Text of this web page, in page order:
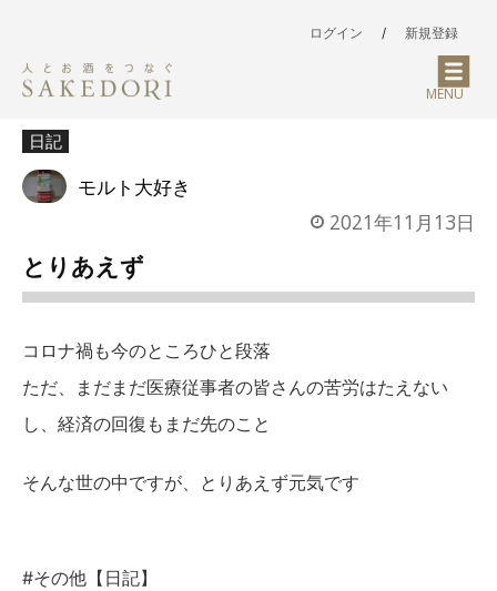
ログイン / 新規登録
MENU
日記
モルト大好き
2021年11月13日
とりあえず
コロナ禍も今のところひと段落
ただ、まだまだ医療従事者の皆さんの苦労はたえない
し、経済の回復もまだ先のこと
そんな世の中ですが、とりあえず元気です
#その他【日記】